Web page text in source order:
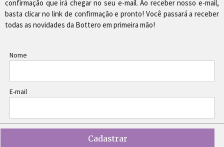
confirmação que irá chegar no seu e-mail. Ao receber nosso e-mail,
basta clicar no link de confirmação e pronto! Você passará a receber
todas as novidades da Bottero em primeira mão!
Nome
E-mail